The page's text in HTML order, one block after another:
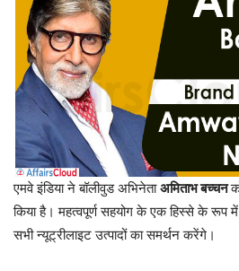
एमवे इंडिया ने बॉलीवुड अभिनेताअमिताभ बच्चन
किया है। महत्वपूर्ण सहयोग के एक हिस्से के रूप
सभी न्यूट्रीलाइट उत्पादों का समर्थन करेंगे।